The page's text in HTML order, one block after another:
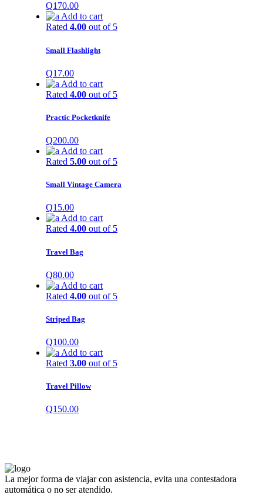
Q170.00
Add to cart
Rated 4.00 out of 5
Small Flashlight
Q17.00
Add to cart
Rated 4.00 out of 5
Practic Pocketknife
Q200.00
Add to cart
Rated 5.00 out of 5
Small Vintage Camera
Q15.00
Add to cart
Rated 4.00 out of 5
Travel Bag
Q80.00
Add to cart
Rated 4.00 out of 5
Striped Bag
Q100.00
Add to cart
Rated 3.00 out of 5
Travel Pillow
Q150.00
La mejor forma de viajar con asistencia, evita una contestadora
automática o no ser atendido.